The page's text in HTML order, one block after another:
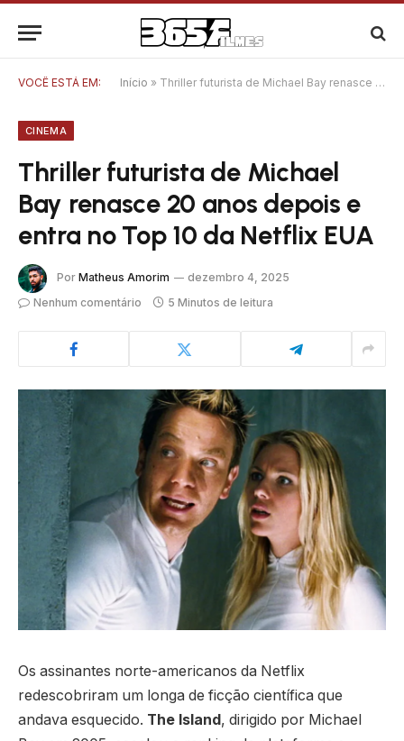
VOCÊ ESTÁ EM: Início » Thriller futurista de Michael Bay renasce 20 anos depois e entra no Top 10 da Netflix EUA
CINEMA
Thriller futurista de Michael
Bay renasce 20 anos depois e
entra no Top 10 da Netflix EUA
Por Matheus Amorim
dezembro 4, 2025
Nenhum comentário
5 Minutos de leitura
Os assinantes norte-americanos da Netflix
redescobriram um longa de ficção científica que
andava esquecido. The Island, dirigido por Michael